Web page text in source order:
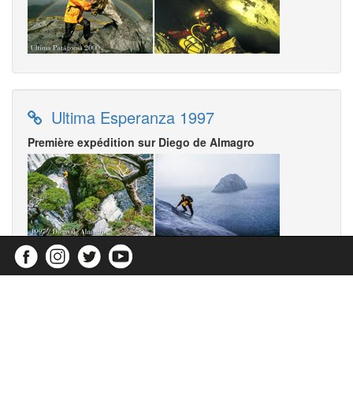
Ultima Esperanza 1997
Première expédition sur Diego de Almagro